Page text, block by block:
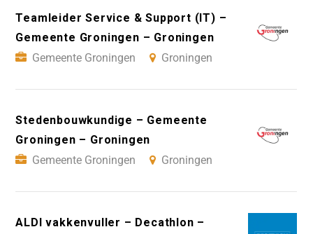
Teamleider Service & Support (IT) –
Gemeente Groningen – Groningen
Gemeente Groningen
Groningen
Stedenbouwkundige – Gemeente
Groningen – Groningen
Gemeente Groningen
Groningen
ALDI vakkenvuller – Decathlon –